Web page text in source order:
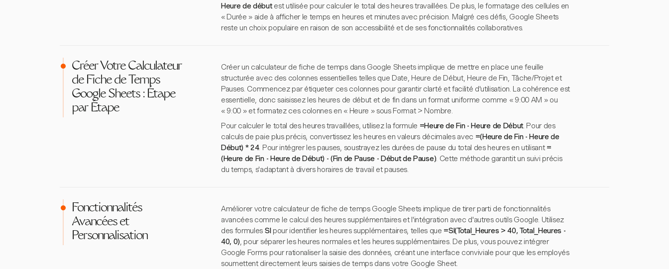
Heure de débutest utilisée pour calculer le total des heures travaillées. De plus, le formatage des cellules en
« Durée » aide à afficher le temps en heures et minutes avec précision. Malgré ces défis, Google Sheets
reste un choix populaire en raison de son accessibilité et de ses fonctionnalités collaboratives.
Créer Votre Calculateur
de Fiche de Temps
Google Sheets : Étape
par Étape
Créer un calculateur de fiche de temps dans Google Sheets implique de mettre en place une feuille
structurée avec des colonnes essentielles telles que Date, Heure de Début, Heure de Fin, Tâche/Projet et
Pauses. Commencez par étiqueter ces colonnes pour garantir clarté et facilité d'utilisation. La cohérence est
essentielle, donc saisissez les heures de début et de fin dans un format uniforme comme « 9:00 AM » ou
« 9:00 » et formatez ces colonnes en « Heure » sous Format > Nombre.
Pour calculer le total des heures travaillées, utilisez la formule =Heure de Fin - Heure de Début. Pour des
calculs de paie plus précis, convertissez les heures en valeurs décimales avec =(Heure de Fin - Heure de
Début) * 24. Pour intégrer les pauses, soustrayez les durées de pause du total des heures en utilisant =
(Heure de Fin - Heure de Début) - (Fin de Pause - Début de Pause). Cette méthode garantit un suivi précis
du temps, s'adaptant à divers horaires de travail et pauses.
Fonctionnalités
Avancées et
Personnalisation
Améliorer votre calculateur de fiche de temps Google Sheets implique de tirer parti de fonctionnalités
avancées comme le calcul des heures supplémentaires et l'intégration avec d'autres outils Google. Utilisez
des formules SI pour identifier les heures supplémentaires, telles que =SI(Total_Heures > 40, Total_Heures -
40, 0), pour séparer les heures normales et les heures supplémentaires. De plus, vous pouvez intégrer
Google Forms pour rationaliser la saisie des données, créant une interface conviviale pour que les employés
soumettent directement leurs saisies de temps dans votre Google Sheet.